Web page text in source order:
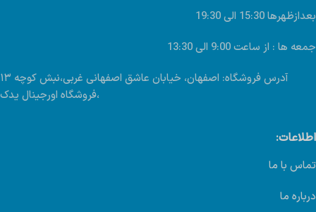
بعدازظهرها 15:30 الی 19:30
جمعه ها : از ساعت 9:00 الی 13:30
آدرس فروشگاه: اصفهان، خیابان عاشق اصفهانی غربی،نبش کوچه ۱۳
،فروشگاه اورجینال یدک
اطلاعات:
تماس با ما
درباره ما